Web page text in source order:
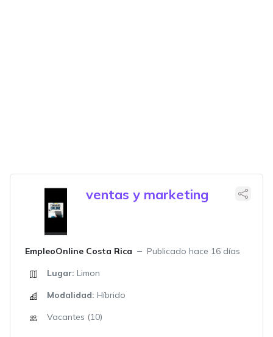
ventas y marketing
EmpleoOnline Costa Rica
Publicado hace 16 días
Lugar: Limon
Modalidad: Híbrido
Vacantes (10)